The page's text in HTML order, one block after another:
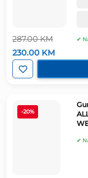
287.00KM
Izvorna
cijena
bila
je:
230.00 KM
cijena
230.00
✔
-20%
✔